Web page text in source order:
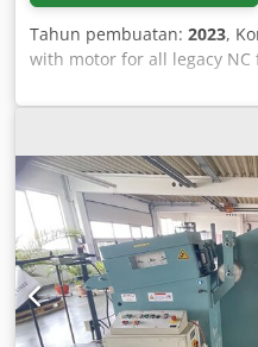
Tahun pembuatan: 2023,
with motor for all legacy NC
Schleicher, Dreher, PA, etc.
Complete price starting
motors, from €5,900 for
any qualified electrician.